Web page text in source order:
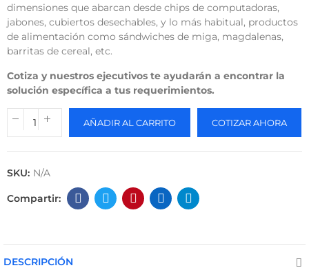
dimensiones que abarcan desde chips de computadoras,
jabones, cubiertos desechables, y lo más habitual, productos
de alimentación como sándwiches de miga, magdalenas,
barritas de cereal, etc.
Cotiza y nuestros ejecutivos te ayudarán a encontrar la
solución específica a tus requerimientos.
AÑADIR AL CARRITO COTIZAR AHORA
SKU: N/A
DESCRIPCIÓN